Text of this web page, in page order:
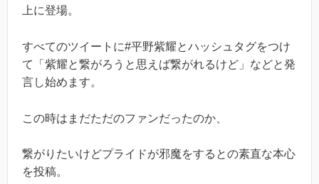
上に登場。
すべてのツイートに#︎平野紫耀とハッシュタグをつけ
て「紫耀と繋がろうと思えば繋がれるけど」などと発
言し始めます。
この時はまだただのファンだったのか、
繋がりたいけどプライドが邪魔をするとの素直な本心
を投稿。